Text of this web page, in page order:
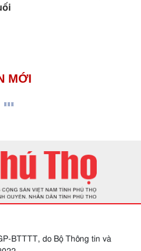
MỚI
BTTTT, do Bộ Thông tin và